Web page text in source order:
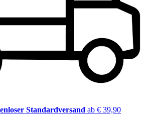
Standardversand ab € 39,90